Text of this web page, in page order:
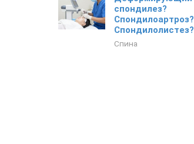
спондилез?
Спондилоартроз?
Спондилолистез?
Спина